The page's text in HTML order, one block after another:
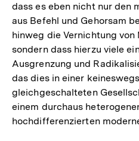
dass es eben nicht nur den
aus Befehl und Gehorsam
hinweg die Vernichtung von
sondern dass hierzu viele
Ausgrenzung und
das dies in einer
gleichgeschalteten
einem durchaus
hochdifferenzierten